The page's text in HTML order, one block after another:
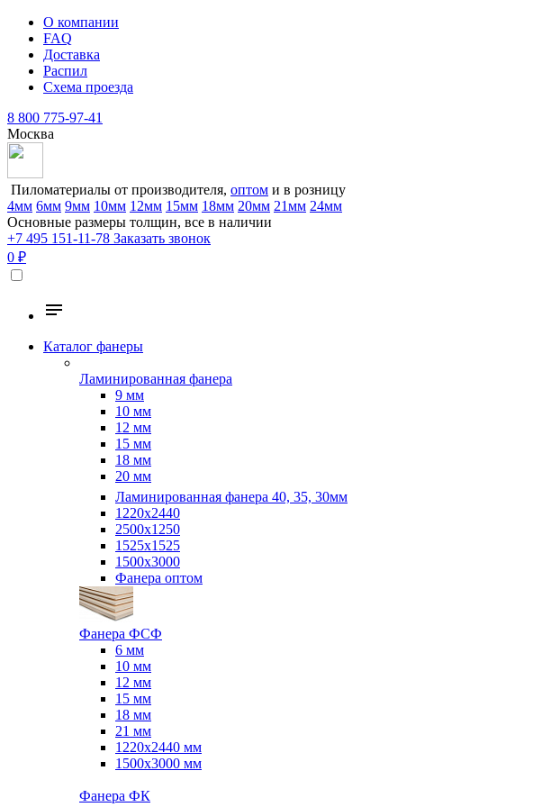
О компании
FAQ
Доставка
Распил
Схема проезда
8 800 775-97-41
Москва
Пиломатериалы от производителя, оптом и в розницу
4мм 6мм 9мм 10мм 12мм 15мм 18мм 20мм 21мм 24мм
Основные размеры толщин, все в наличии
+7 495 151-11-78 Заказать звонок
0 ₽
Каталог фанеры
Ламинированная фанера
9 мм
10 мм
12 мм
15 мм
18 мм
20 мм
Ламинированная фанера 40, 35, 30мм
1220x2440
2500x1250
1525x1525
1500x3000
Фанера оптом
Фанера ФСФ
6 мм
10 мм
12 мм
15 мм
18 мм
21 мм
1220х2440 мм
1500х3000 мм
Фанера ФК